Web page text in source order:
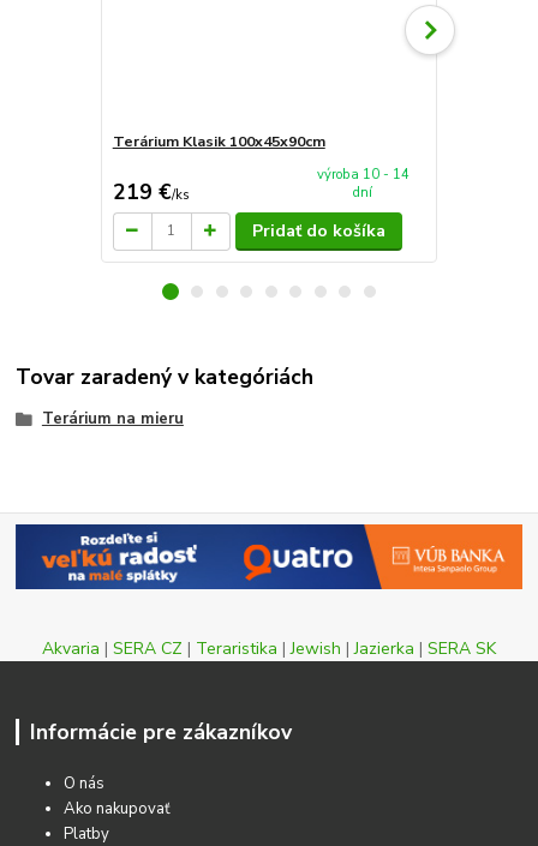
Terárium Klasik 100x45x90cm
219 €/ks
výroba 10 - 14
dní
Pridať do košíka
Tovar zaradený v kategóriách
Terárium na mieru
Akvaria | SERA CZ | Teraristika |Jewish |Jazierka | SERA SK
Informácie pre zákazníkov
O nás
Ako nakupovať
Platby